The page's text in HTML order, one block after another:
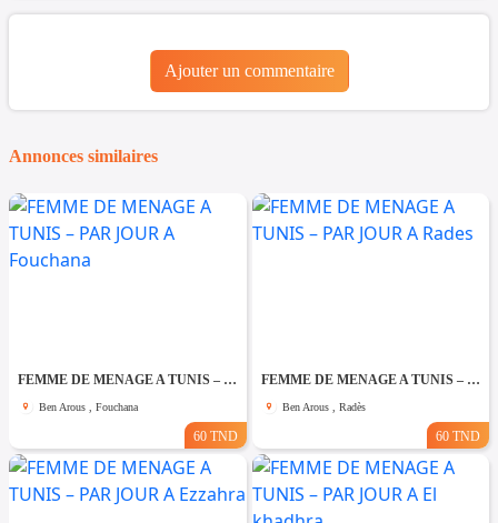
Ajouter un commentaire
Annonces similaires
FEMME DE MENAGE A TUNIS – PAR JOUR A Fouchana
Ben Arous , Fouchana
60 TND
FEMME DE MENAGE A TUNIS – PAR JOUR A Rades
Ben Arous , Radès
60 TND